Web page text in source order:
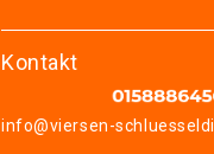
Kontakt
info@viersen-